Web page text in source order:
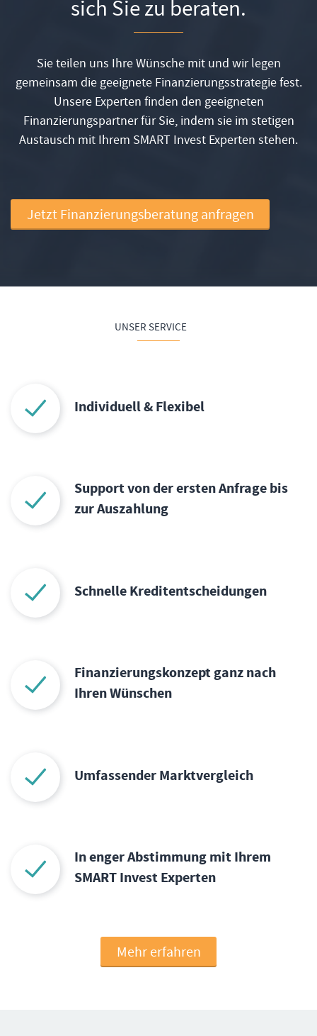
sich Sie zu beraten.
Sie teilen uns Ihre Wünsche mit und wir legen
gemeinsam die geeignete Finanzierungsstrategie fest.
Unsere Experten finden den geeigneten
Finanzierungspartner für Sie, indem sie im stetigen
Austausch mit Ihrem SMART Invest Experten stehen.
Jetzt Finanzierungsberatung anfragen
UNSER SERVICE
Individuell & Flexibel
Support von der ersten Anfrage bis
zur Auszahlung
Schnelle Kreditentscheidungen
Finanzierungskonzept ganz nach
Ihren Wünschen
Umfassender Marktvergleich
In enger Abstimmung mit Ihrem
SMART Invest Experten
Mehr erfahren